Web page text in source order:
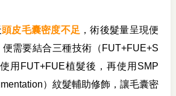
頭皮毛囊密度不足 ，術後髮量呈現便
需要結合三種技術（FUT+FUE+S
用FUT+FUE植髮後，再使用SMP
）紋髮輔助修飾，讓毛囊密